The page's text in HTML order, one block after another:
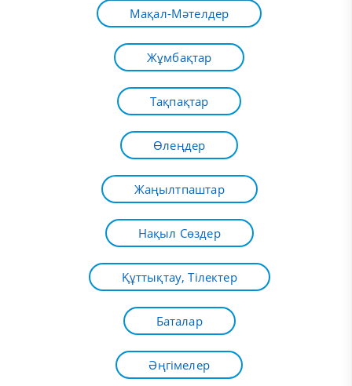
Мақал-Мәтелдер
Жұмбақтар
Тақпақтар
Өлеңдер
Жаңылтпаштар
Нақыл Сөздер
Құттықтау, Тілектер
Баталар
Әңгімелер